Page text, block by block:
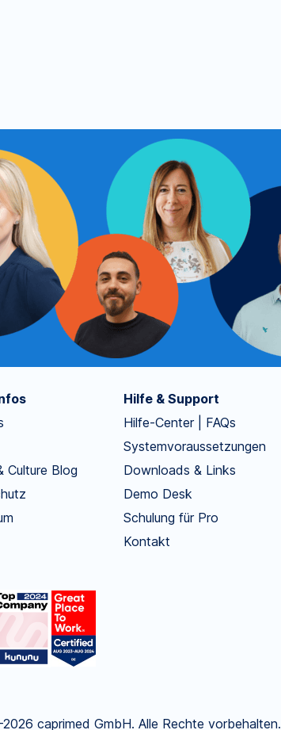
Culture Blog
Hilfe & Support
Hilfe-Center | FAQs
Systemvoraussetzungen
Downloads & Links
Demo Desk
Schulung für Pro
Kontakt
caprimed GmbH. Alle Rechte vorbehalten.